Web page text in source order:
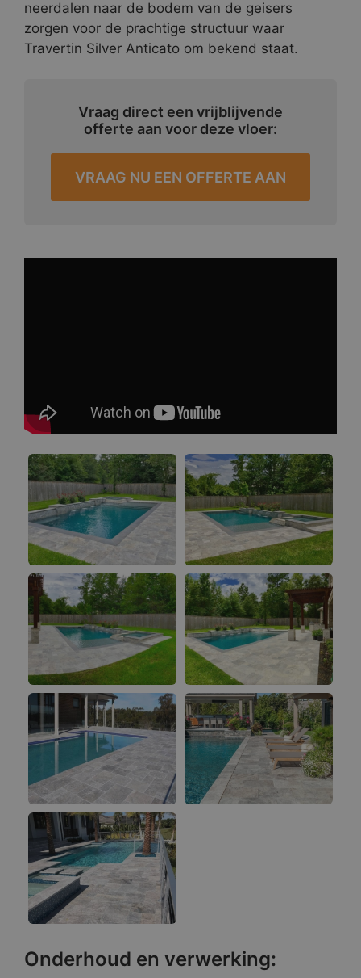
neerdalen naar de bodem van de geisers
zorgen voor de prachtige structuur waar
Travertin Silver Anticato om bekend staat.
Vraag direct een vrijblijvende
offerte aan voor deze vloer:
VRAAG NU EEN OFFERTE AAN
Onderhoud en verwerking: